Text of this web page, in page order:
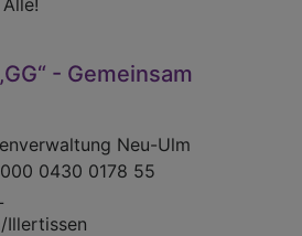
- Gemeinsam
Neu-Ulm
0430 0178 55
Illertissen